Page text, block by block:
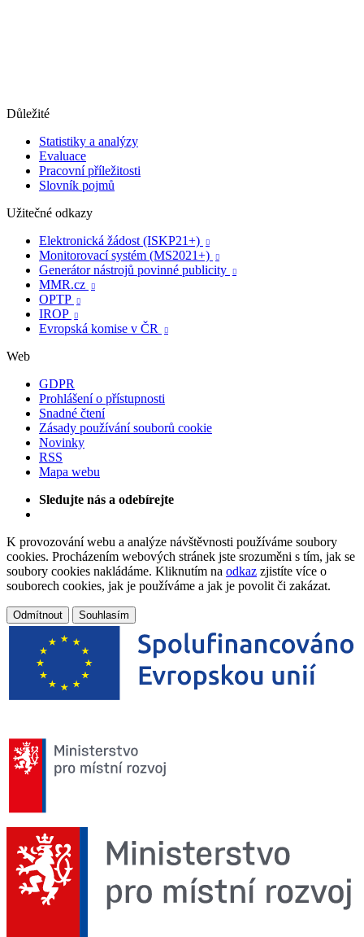
Důležité
Statistiky a analýzy
Evaluace
Pracovní příležitosti
Slovník pojmů
Užitečné odkazy
Elektronická žádost (ISKP21+)

Monitorovací systém (MS2021+) 
Generátor nástrojů povinné publicity 
MMR.cz 
OPTP 
IROP 
Evropská komise v ČR 
Web
GDPR
Prohlášení o přístupnosti
Snadné čtení
Zásady používání souborů cookie
Novinky
RSS
Mapa webu
Sledujte nás a odebírejte
K provozování webu a analýze návštěvnosti používáme soubory
cookies. Procházením webových stránek jste srozuměni s tím, jak se
soubory cookies nakládáme. Kliknutím na odkaz zjistíte více o
souborech cookies, jak je používáme a jak je povolit či zakázat.
Odmítnout Souhlasím